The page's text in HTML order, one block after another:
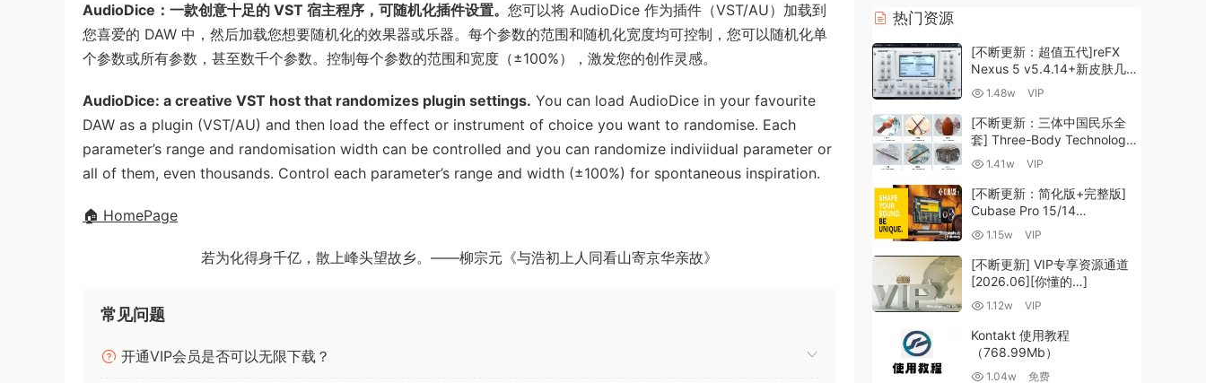
AudioDice：一款创意十足的 VST 宿主程序，可随机化插件设置。 您可以将 AudioDice 作为插件（VST/AU）加载到
您喜爱的 DAW 中，然后加载您想要随机化的效果器或乐器。每个参数的范围和随机化宽度均可控制，您可以随机化单
个参数或所有参数，甚至数千个参数。控制每个参数的范围和宽度（±100%），激发您的创作灵感。
AudioDice: a creative VST host that randomizes plugin settings. You can load AudioDice in your favourite
DAW as a plugin (VST/AU) and then load the effect or instrument of choice you want to randomise. Each
parameter’s range and randomisation width can be controlled and you can randomize indiviidual parameter or
all of them, even thousands. Control each parameter’s range and width (±100%) for spontaneous inspiration.
🏠 HomePage
若为化得身千亿，散上峰头望故乡。——柳宗元《与浩初上人同看山寄京华亲故》
常见问题
开通VIP会员是否可以无限下载？
热门资源
[不断更新：超值五代]reFX
Nexus 5 v5.4.14+新皮肤几十
套+原厂+全套扩展+教程
1.48w VIP
[不断更新：三体中国民乐全
套] Three-Body Technology-
R2R [WiN, MacOSX]
1.41w VIP
[不断更新：简化版+完整版]
Cubase Pro 15/14
VR/R2R/U2B+原厂音源+插件
MacOSX]（704.0MB+）
1.15w VIP
[不断更新] VIP专享资源通道
[2026.06][你懂的…]
1.12w VIP
Kontakt 使用教程
（768.99Mb）
1.04w 免费